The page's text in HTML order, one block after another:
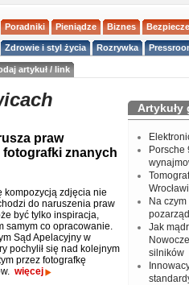
Poradniki Pieniądze Biznes
Zdrowie i styl życia Rozrywka
artykuł / link
praw
znanych
kompozycją zdjęcia nie
do naruszenia praw
być tylko inspiracja,
samym co opracowanie.
Sąd Apelacyjny w
pochylił się nad kolejnym
przez fotografkę
więcej
Artykuły
Porsche
Na
Jak
silników